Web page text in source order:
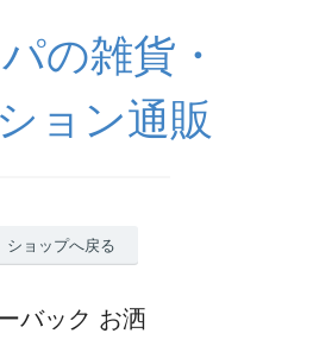
の雑貨・
ョン通販
ショップへ戻る
バック お洒